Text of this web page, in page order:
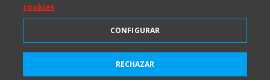
2001-2026 © Copyright
Todos los Derechos Reservados
cookies
CONFIGURAR
RECHAZAR